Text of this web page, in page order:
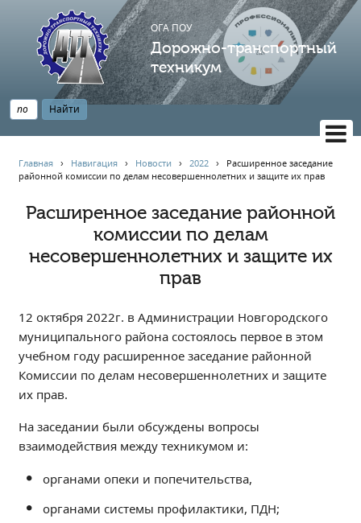
ОГА ПОУ
Дорожно-транспортный
техникум
НАВИГАЦИЯ
Главная
Профессионалитет
АБИТУРИЕНТУ
Опрос по качеству образования
Наблюдательный совет
Информация
Независимая оценка качества
Профориентация
Обращения онлайн
Контакты
Учебно-производственный комплекс
Центр карьеры
Главная › Навигация › Новости ›2022 › Расширенное заседание
районной комиссии по делам несовершеннолетних и защите их прав
Расширенное заседание районной
комиссии по делам
несовершеннолетних и защите их
прав
12 октября 2022г. в Администрации Новгородского
муниципального района состоялось первое в этом
учебном году расширенное заседание районной
Комиссии по делам несовершеннолетних и защите
их прав.
На заседании были обсуждены вопросы
взаимодействия между техникумом и:
органами опеки и попечительства,
органами системы профилактики, ПДН;